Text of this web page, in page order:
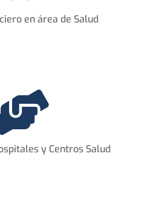
en área de Salud
y Centros Salud